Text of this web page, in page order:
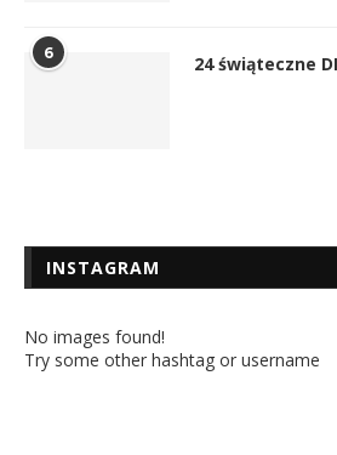
6 24 świąteczne
INSTAGRAM
No images found!
Try some other hashtag or username